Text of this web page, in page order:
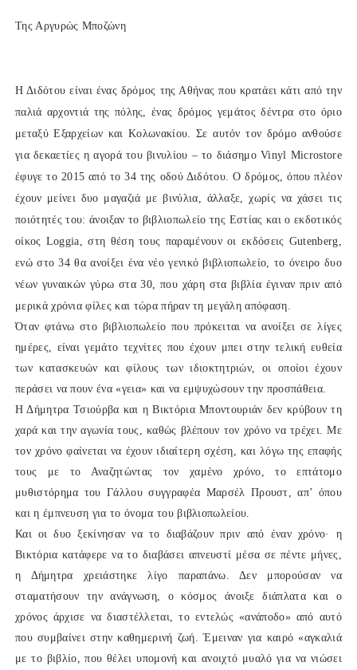
Της Αργυρώς Μποζώνη
Η Διδότου είναι ένας δρόμος της Αθήνας που κρατάει κάτι από την
παλιά αρχοντιά της πόλης, ένας δρόμος γεμάτος δέντρα στο όριο
μεταξύ Εξαρχείων και Κολωνακίου. Σε αυτόν τον δρόμο ανθούσε
για δεκαετίες η αγορά του βινυλίου ‒ το διάσημο Vinyl Microstore
έφυγε το 2015 από το 34 της οδού Διδότου. Ο δρόμος, όπου πλέον
έχουν μείνει δυο μαγαζιά με βινύλια, άλλαξε, χωρίς να χάσει τις
ποιότητές του: άνοιξαν το βιβλιοπωλείο της Εστίας και ο εκδοτικός
οίκος Loggia, στη θέση τους παραμένουν οι εκδόσεις Gutenberg,
ενώ στο 34 θα ανοίξει ένα νέο γενικό βιβλιοπωλείο, το όνειρο δυο
νέων γυναικών γύρω στα 30, που χάρη στα βιβλία έγιναν πριν από
μερικά χρόνια φίλες και τώρα πήραν τη μεγάλη απόφαση.
Όταν φτάνω στο βιβλιοπωλείο που πρόκειται να ανοίξει σε λίγες
ημέρες, είναι γεμάτο τεχνίτες που έχουν μπει στην τελική ευθεία
των κατασκευών και φίλους των ιδιοκτητριών, οι οποίοι έχουν
περάσει να πουν ένα «γεια» και να εμψυχώσουν την προσπάθεια.
Η Δήμητρα Τσιούρβα και η Βικτόρια Μποντουριάν δεν κρύβουν τη
χαρά και την αγωνία τους, καθώς βλέπουν τον χρόνο να τρέχει. Με
τον χρόνο φαίνεται να έχουν ιδιαίτερη σχέση, και λόγω της επαφής
τους με το Αναζητώντας τον χαμένο χρόνο, το επτάτομο
μυθιστόρημα του Γάλλου συγγραφέα Μαρσέλ Προυστ, απ’ όπου
και η έμπνευση για το όνομα του βιβλιοπωλείου.
Και οι δυο ξεκίνησαν να το διαβάζουν πριν από έναν χρόνο· η
Βικτόρια κατάφερε να το διαβάσει απνευστί μέσα σε πέντε μήνες,
η Δήμητρα χρειάστηκε λίγο παραπάνω. Δεν μπορούσαν να
σταματήσουν την ανάγνωση, ο κόσμος άνοιξε διάπλατα και ο
χρόνος άρχισε να διαστέλλεται, το εντελώς «ανάποδο» από αυτό
που συμβαίνει στην καθημερινή ζωή. Έμειναν για καιρό «αγκαλιά
με το βιβλίο, που θέλει υπομονή και ανοιχτό μυαλό για να νιώσει